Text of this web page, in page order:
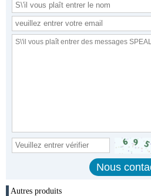
Autres produits